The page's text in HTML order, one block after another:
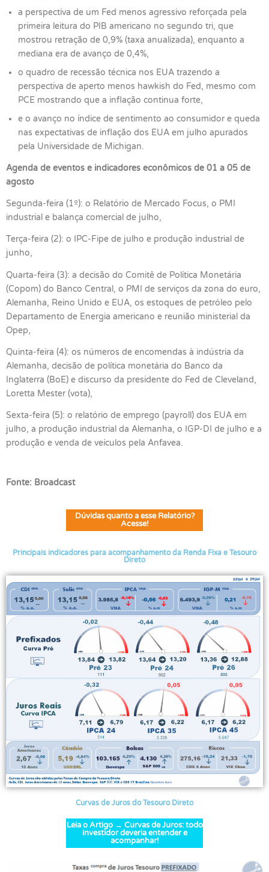
a perspectiva de um Fed menos agressivo reforçada pela
primeira leitura do PIB americano no segundo tri, que
mostrou retração de 0,9% (taxa anualizada), enquanto a
mediana era de avanço de 0,4%,
o quadro de recessão técnica nos EUA trazendo a
perspectiva de aperto menos hawkish do Fed, mesmo com
PCE mostrando que a inflação continua forte,
e o avanço no índice de sentimento ao consumidor e queda
nas expectativas de inflação dos EUA em julho apurados
pela Universidade de Michigan.
Agenda de eventos e indicadores econômicos de 01 a 05 de
agosto
Segunda-feira (1º): o Relatório de Mercado Focus, o PMI
industrial e balança comercial de julho,
Terça-feira (2): o IPC-Fipe de julho e produção industrial de
junho,
Quarta-feira (3): a decisão do Comitê de Política Monetária
(Copom) do Banco Central, o PMI de serviços da zona do euro,
Alemanha, Reino Unido e EUA, os estoques de petróleo pelo
Departamento de Energia americano e reunião ministerial da
Opep,
Quinta-feira (4): os números de encomendas à indústria da
Alemanha, decisão de política monetária do Banco da
Inglaterra (BoE) e discurso da presidente do Fed de Cleveland,
Loretta Mester (vota),
Sexta-feira (5): o relatório de emprego (payroll) dos EUA em
julho, a produção industrial da Alemanha, o IGP-DI de julho e a
produção e venda de veículos pela Anfavea.
Fonte: Broadcast
Dúvidas quanto a esse Relatório?
Acesse!
Principais indicadores para acompanhamento da Renda Fixa e Tesouro
Direto
Curvas de Juros do Tesouro Direto
Leia o Artigo → Curvas de Juros: todo
investidor deveria entender e
acompanhar!